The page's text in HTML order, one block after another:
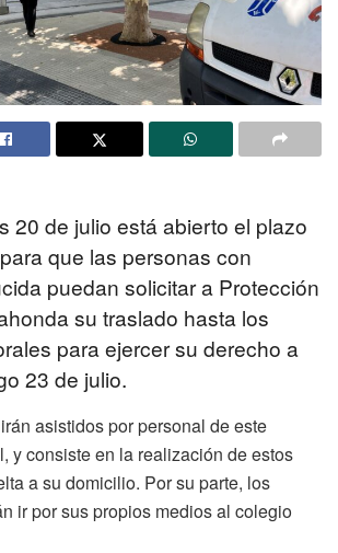
20 de julio está abierto el plazo
que las personas con
puedan solicitar a Protección
su traslado hasta los
para ejercer su derecho a
23 de julio.
asistidos por personal de este
y consiste en la realización de estos
a su domicilio. Por su parte, los
ir por sus propios medios al colegio